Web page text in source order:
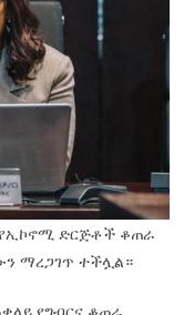
የኢኮኖሚ ድርጅቶች ቆጠራ
ማረጋገጥ ተችሏል።